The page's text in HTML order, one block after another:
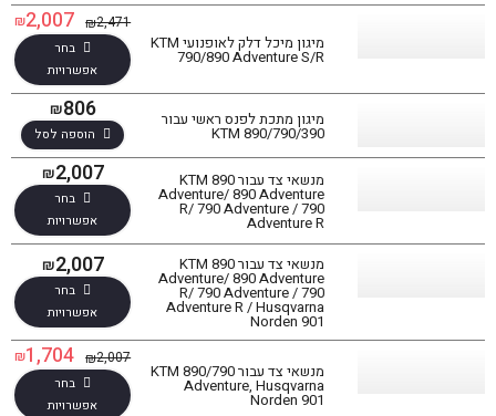
מיגון מיכל דלק לאופנועי KTM
790/890 Adventure S/R
₪2,471
₪2,007
בחר
אפשרויות
מיגון מתכת לפנס ראשי עבור
KTM 890/790/390
₪806
הוספה לסל
מנשאי צד עבור KTM 890
Adventure/ 890 Adventure
R/ 790 Adventure / 790
Adventure R
₪2,007
בחר
אפשרויות
מנשאי צד עבור KTM 890
Adventure/ 890 Adventure
R/ 790 Adventure / 790
Adventure R / Husqvarna
Norden 901
₪2,007
בחר
אפשרויות
מנשאי צד עבור KTM 890/790
Adventure, Husqvarna
Norden 901
₪2,007
₪1,704
בחר
אפשרויות